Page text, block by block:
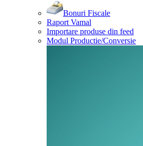
Bonuri Fiscale
Raport Vamal
Importare produse din feed
Modul Productie/Conversie